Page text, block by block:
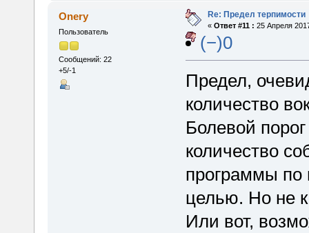
Onery
Пользователь
Сообщений: 22
+5/-1
Re: Предел терпимости
« Ответ #11 : 25 Апреля
(−)0
Предел,
количество
Болевой
количество
программы по
целью. Но не
Или вот,